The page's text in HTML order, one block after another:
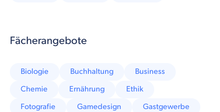
Fächerangebote
Biologie Buchhaltung
Business
Chemie
Ernährung
Ethik
Fotografie
Gamedesign
Gastgewerbe